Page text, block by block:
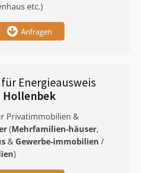
etc.)
Anfragen
Energieausweis
Hollenbek
Privatimmobilien &
(Mehrfamilien-häuser,
& Gewerbe-immobilien /
)